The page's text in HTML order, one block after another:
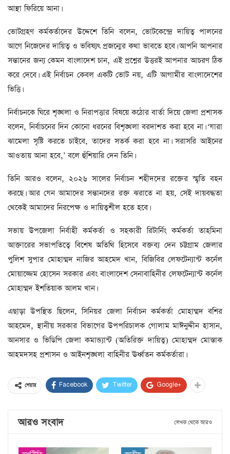
আস্থা ফিরিয়ে আনা।
ভোটগ্রহণ কর্মকর্তাদের উদ্দেশে তিনি বলেন, ভোটকেন্দ্রে দায়িত্ব পালনের
আগে নিজেদের দায়িত্ব ও ভবিষ্যৎ প্রজন্মের কথা ভাবতে হবে। আপনি আপনার
সন্তানের জন্য কেমন বাংলাদেশ চান, এই প্রশ্নের উত্তরই আপনার আচরণ ঠিক
করে দেবে। এই নির্বাচন কেবল একটি ভোট নয়, এটি আগামীর বাংলাদেশের
ভিত্তি।
নির্বাচনকে ঘিরে শৃঙ্খলা ও নিরাপত্তার বিষয়ে কঠোর বার্তা দিয়ে জেলা প্রশাসক
বলেন, নির্বাচনের দিন কোনো ধরনের বিশৃঙ্খলা বরদাশত করা হবে না। ‘যারা
ঝামেলা সৃষ্টি করতে চাইবে, তাদের সতর্ক করা হবে না। সরাসরি আইনের
আওতায় আনা হবে,’ বলে হুঁশিয়ারি দেন তিনি।
তিনি আরও বলেন, ২০২৬ সালের নির্বাচন শহীদদের রক্তের স্মৃতি বহন
করছে। আর যেন আমাদের সন্তানদের রক্ত ঝরাতে না হয়, সেই দায়বদ্ধতা
থেকেই আমাদের নিরপেক্ষ ও দায়িত্বশীল হতে হবে।
সভায় উপজেলা নির্বাহী কর্মকর্তা ও সহকারী রিটার্নিং কর্মকর্তা তাহমিনা
আক্তারের সভাপতিত্বে বিশেষ অতিথি হিসেবে বক্তব্য দেন চট্টগ্রাম জেলার
পুলিশ সুপার মোহাম্মদ নাজির আহমেদ খান, বিজিবির লেফটেন্যান্ট কর্নেল
মোয়াজ্জেম হোসেন সরকার এবং বাংলাদেশ সেনাবাহিনীর লেফটেন্যান্ট কর্নেল
মোহাম্মদ ইশতিয়াক আলম খান।
এছাড়া উপস্থিত ছিলেন, সিনিয়র জেলা নির্বাচন কর্মকর্তা মোহাম্মদ বশির
আহমেদ, স্থানীয় সরকার বিভাগের উপপরিচালক গোলাম মাঈনুদ্দীন হাসান,
আনসার ও ভিডিপি জেলা কমান্ড্যান্ট (অতিরিক্ত দায়িত্ব) মোহাম্মদ মোস্তাক
আহমদসহ প্রশাসন ও আইনশৃঙ্খলা বাহিনীর ঊর্ধ্বতন কর্মকর্তারা।
শেয়ার Facebook Twitter Google+
আরও সংবাদ লেখক থেকে আরও